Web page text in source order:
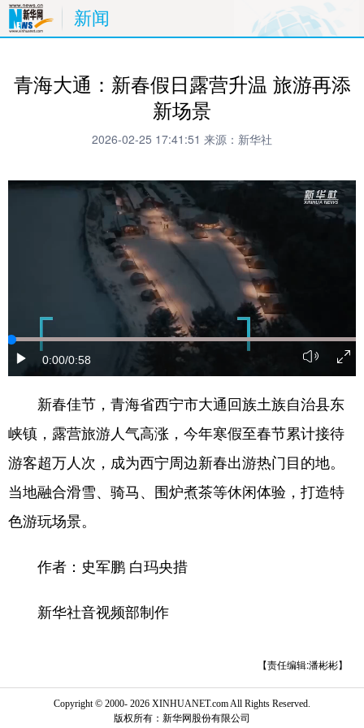
新闻
青海大通：新春假日露营升温 旅游再添
新场景
2026-02-25 17:41:51 来源：新华社
0:00/0:58
新春佳节，青海省西宁市大通回族土族自治县东
峡镇，露营旅游人气高涨，今年寒假至春节累计接待
游客超万人次，成为西宁周边新春出游热门目的地。
当地融合滑雪、骑马、围炉煮茶等休闲体验，打造特
色游玩场景。
作者：史军鹏 白玛央措
新华社音视频部制作
【责任编辑:潘彬彬】
Copyright © 2000- 2026 XINHUANET.com All Rights Reserved.
版权所有：新华网股份有限公司